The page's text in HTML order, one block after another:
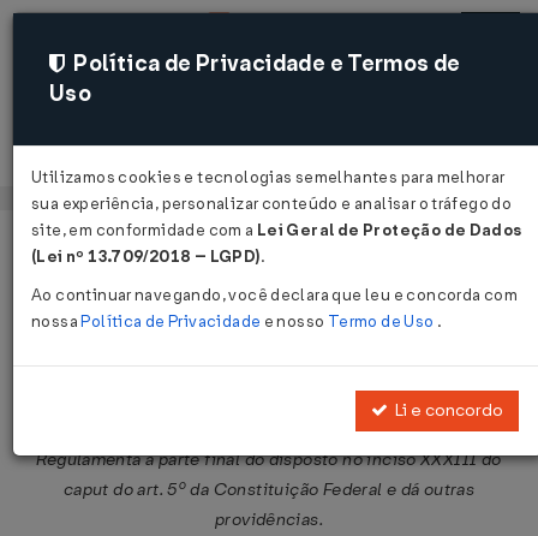
Acessar
Página Inicial Legislações
Lei nº 11.111 de 05/05/2005
Regulamenta a parte final do disposto no inciso XXXIII do
caput do art. 5º da Constituição Federal e dá outras
providências.
Política de Privacidade e Termos de
Uso
Utilizamos cookies e tecnologias semelhantes para melhorar
sua experiência, personalizar conteúdo e analisar o tráfego do
site, em conformidade com a Lei Geral de Proteção de Dados
(Lei nº 13.709/2018 – LGPD).
Ao continuar navegando, você declara que leu e concorda com
nossaPolítica de Privacidade e nosso Termo de Uso .
Li e concordo